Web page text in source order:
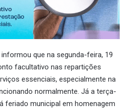
que na segunda-feira, 19
facultativo nas repartições
essenciais, especialmente na
normalmente. Já a terça-
feriado municipal em homenagem